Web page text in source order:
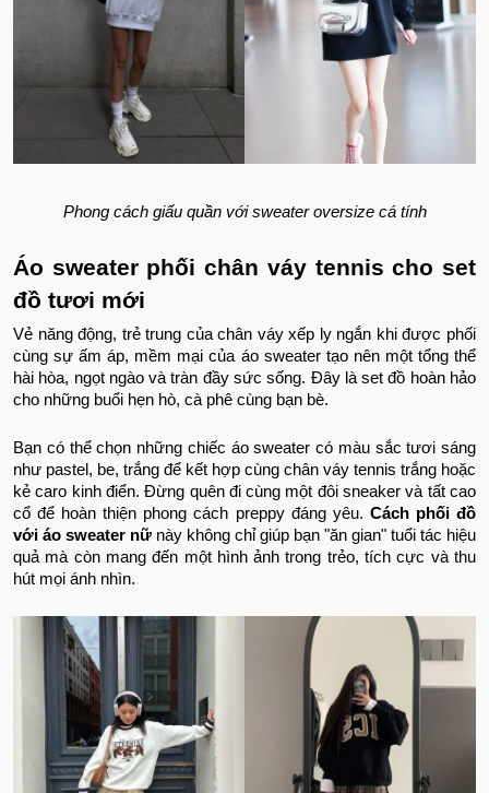
Phong cách giấu quần với sweater oversize cá tính
Áo sweater phối chân váy tennis cho set
đồ tươi mới
Vẻ năng động, trẻ trung của chân váy xếp ly ngắn khi được phối
cùng sự ấm áp, mềm mại của áo sweater tạo nên một tổng thể
hài hòa, ngọt ngào và tràn đầy sức sống. Đây là set đồ hoàn hảo
cho những buổi hẹn hò, cà phê cùng bạn bè.
Bạn có thể chọn những chiếc áo sweater có màu sắc tươi sáng
như pastel, be, trắng để kết hợp cùng chân váy tennis trắng hoặc
kẻ caro kinh điển. Đừng quên đi cùng một đôi sneaker và tất cao
cổ để hoàn thiện phong cách preppy đáng yêu. Cách phối đồ
với áo sweater nữ này không chỉ giúp bạn "ăn gian" tuổi tác hiệu
quả mà còn mang đến một hình ảnh trong trẻo, tích cực và thu
hút mọi ánh nhìn.